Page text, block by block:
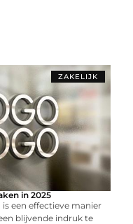
ZAKELIJK
in 2025
een effectieve manier
blijvende indruk te